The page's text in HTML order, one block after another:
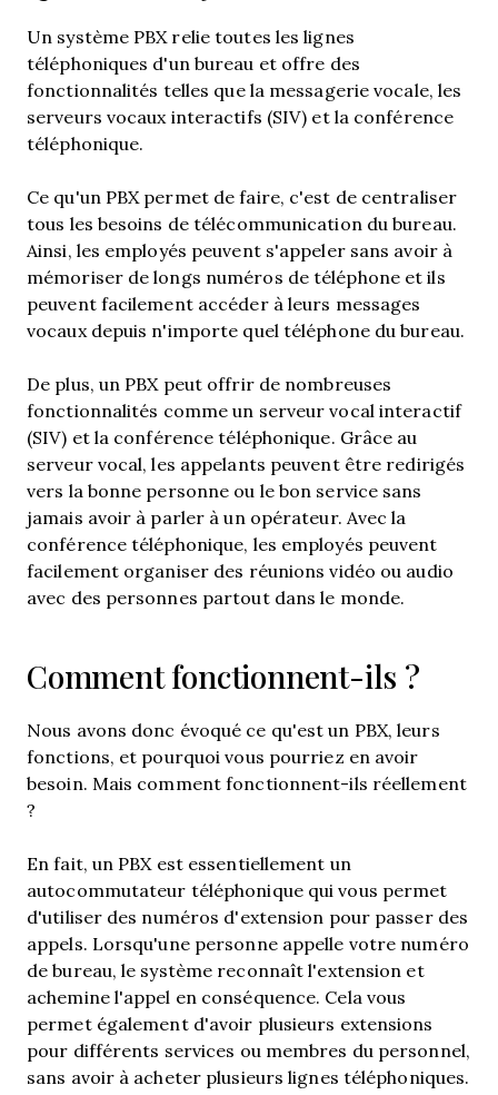
Un système PBX relie toutes les lignes
téléphoniques d'un bureau et offre des
fonctionnalités telles que la messagerie vocale, les
serveurs vocaux interactifs (SIV) et la conférence
téléphonique.
Ce qu'un PBX permet de faire, c'est de centraliser
tous les besoins de télécommunication du bureau.
Ainsi, les employés peuvent s'appeler sans avoir à
mémoriser de longs numéros de téléphone et ils
peuvent facilement accéder à leurs messages
vocaux depuis n'importe quel téléphone du bureau.
De plus, un PBX peut offrir de nombreuses
fonctionnalités comme un serveur vocal interactif
(SIV) et la conférence téléphonique. Grâce au
serveur vocal, les appelants peuvent être redirigés
vers la bonne personne ou le bon service sans
jamais avoir à parler à un opérateur. Avec la
conférence téléphonique, les employés peuvent
facilement organiser des réunions vidéo ou audio
avec des personnes partout dans le monde.
Comment fonctionnent-ils ?
Nous avons donc évoqué ce qu'est un PBX, leurs
fonctions, et pourquoi vous pourriez en avoir
besoin. Mais comment fonctionnent-ils réellement
?
En fait, un PBX est essentiellement un
autocommutateur téléphonique qui vous permet
d'utiliser des numéros d'extension pour passer des
appels. Lorsqu'une personne appelle votre numéro
de bureau, le système reconnaît l'extension et
achemine l'appel en conséquence. Cela vous
permet également d'avoir plusieurs extensions
pour différents services ou membres du personnel,
sans avoir à acheter plusieurs lignes téléphoniques.